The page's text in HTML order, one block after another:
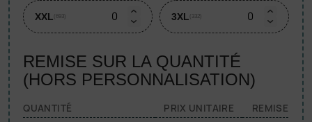
XXL (693) 3XL (332)
REMISE SUR LA QUANTITÉ
(HORS PERSONNALISATION)
QUANTITÉ PRIX UNITAIRE REMISE